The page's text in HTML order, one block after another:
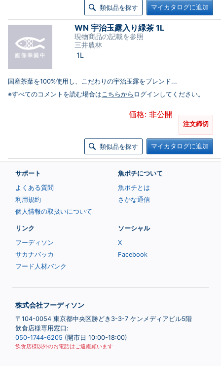
類似品を探す マイカタログに追加
WN 宇治玉露入り緑茶 1L
現物商品の記載を参照
三井農林
1L
国産茶葉を100%使用し、こだわりの宇治玉露をブレンド...
※すべてのコメントを読む場合はこちらから ログインしてください。
価格: 非公開
注文締切
類似品を探す マイカタログに追加
サポート
よくある質問
利用規約
個人情報の取扱いについて
魚ポチについて
魚ポチとは
さかな通信
リンク
フーディソン
サカナバッカ
フード人材バンク
ソーシャル
X
Facebook
株式会社フーディソン
〒104-0054 東京都中央区勝どき3-3-7 ケンメディアビル5階
飲食店様専用窓口:
050-1744-6205 (開市日 10:00-18:00)
飲食店様以外のお電話はご遠慮願います